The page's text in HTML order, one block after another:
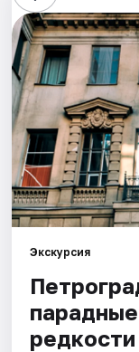
Стендап
Выставки
Квесты
Экскурсии
Спорт
События
Города
Площадки
Экскурсия